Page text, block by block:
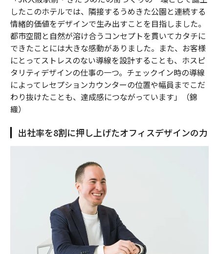
したこのホテルでは、隣接するうめきた公園と連続する
情緒的価値をデザインで生み出すことを目指しました。
都市空間と自然が溶け合うコンセプトを貫いてカタチに
できたことには大きな感動がありました。また、お客様
にとってストレスのない導線を設計することも、ホスピ
タリティデザインの仕事の一つ。チェックイン時の導線
によってレセプションカウンターの位置や幅員までこだ
わり抜けたことも、達成感につながっています」（錦
織）
出社率を8割に押し上げたオフィスデザインの力